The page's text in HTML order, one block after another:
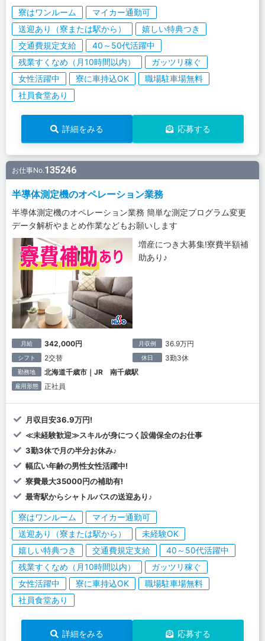
寮はワンルーム
マイカー通勤可
送迎あり（寮または駅から）
嬉しい特典つき
交通費規定支給
40～50代活躍中
残業すくなめ（月10時間以内）
ガッツリ稼ぐ
女性活躍中
寮に車持込OK
職場駐車場無料
社員食堂あり
詳細をみる 応募する
お仕事No.135246
半導体測定機のオペレーション業務
半導体測定機のオペレーション業務 簡単な測定プログラム変更
データ解析やまとめ作業などもお願いします
増産につき大募集!寮費半額補
助あり♪
月給 342,000円 月収例 36.9万円
シフト 2交替 休日 3勤3休
勤務地 北海道千歳市｜JR 南千歳駅
雇用形態 正社員
月収目安36.9万円!
≪未経験歓迎≫スキルが身につく設備保全のお仕事
3勤3休で月の半分お休み♪
幅広い年齢の男性女性活躍中!
寮費最大35000円の補助有!
最寄駅からシャトルバスの送迎あり♪
寮はワンルーム
マイカー通勤可
送迎あり（寮または駅から）
未経験OK
嬉しい特典つき
交通費規定支給
40～50代活躍中
残業すくなめ（月10時間以内）
ガッツリ稼ぐ
女性活躍中
寮に車持込OK
職場駐車場無料
社員食堂あり
詳細をみる 応募する